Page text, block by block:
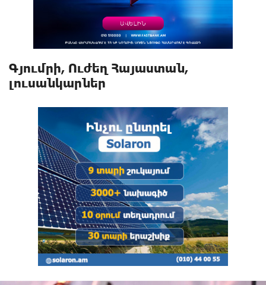
Գյումրի, Ուժեղ Հայաստան,
լուսանկարներ